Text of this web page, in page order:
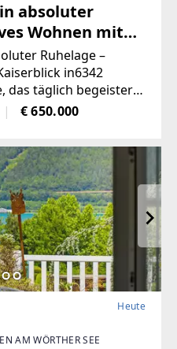
absoluter
Wohnen mit
Niederndorf
Ruhelage –
in6342
das täglich begeistert:
Wohnung
hochwertige
€ 650.000
Heute
AM WÖRTHER SEE